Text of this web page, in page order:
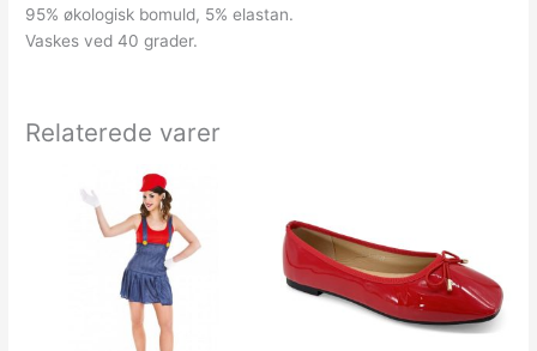
95% økologisk bomuld, 5% elastan.
Vaskes ved 40 grader.
Relaterede varer